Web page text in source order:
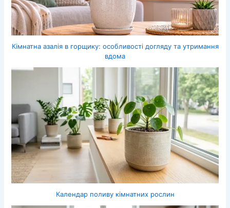
Кімнатна азалія в горщику: особливості догляду та утримання
вдома
Календар поливу кімнатних рослин